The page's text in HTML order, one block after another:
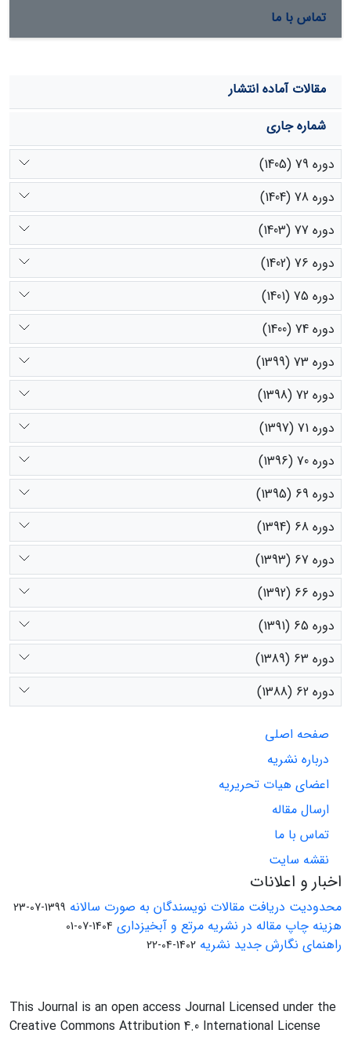
تماس با ما
مقالات آماده انتشار
شماره جاری
دوره 79 (1405)
دوره 78 (1404)
دوره 77 (1403)
دوره 76 (1402)
دوره 75 (1401)
دوره 74 (1400)
دوره 73 (1399)
دوره 72 (1398)
دوره 71 (1397)
دوره 70 (1396)
دوره 69 (1395)
دوره 68 (1394)
دوره 67 (1393)
دوره 66 (1392)
دوره 65 (1391)
دوره 63 (1389)
دوره 62 (1388)
صفحه اصلی
درباره نشریه
اعضای هیات تحریریه
ارسال مقاله
تماس با ما
نقشه سایت
اخبار و اعلانات
محدودیت دریافت مقالات نویسندگان به صورت سالانه 1399-07-23
هزینه چاپ مقاله در نشریه مرتع و آبخیزداری 1404-07-01
راهنمای نگارش جدید نشریه 1402-04-22
This Journal is an open access Journal Licensed under the
Creative Commons Attribution 4.0 International License